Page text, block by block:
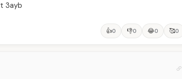
3ayb
👍0 👎0 😂0 🥰0